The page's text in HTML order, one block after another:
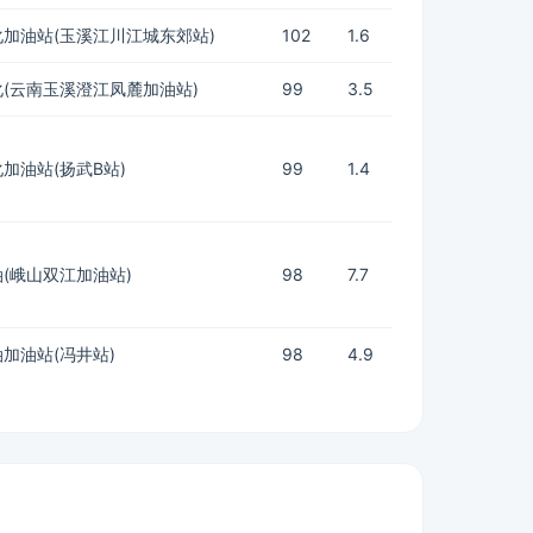
油站(玉溪江川江城东郊站) 102 1.6
云南玉溪澄江凤麓加油站) 99 3.5
油站(扬武B站) 99 1.4
峨山双江加油站) 98 7.7
油站(冯井站) 98 4.9